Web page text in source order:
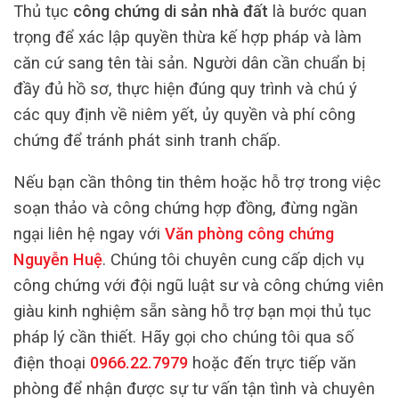
Thủ tục công chứng di sản nhà đất là bước quan
trọng để xác lập quyền thừa kế hợp pháp và làm
căn cứ sang tên tài sản. Người dân cần chuẩn bị
đầy đủ hồ sơ, thực hiện đúng quy trình và chú ý
các quy định về niêm yết, ủy quyền và phí công
chứng để tránh phát sinh tranh chấp.
Nếu bạn cần thông tin thêm hoặc hỗ trợ trong việc
soạn thảo và công chứng hợp đồng, đừng ngần
ngại liên hệ ngay với Văn phòng công chứng
Nguyễn Huệ. Chúng tôi chuyên cung cấp dịch vụ
công chứng với đội ngũ luật sư và công chứng viên
giàu kinh nghiệm sẵn sàng hỗ trợ bạn mọi thủ tục
pháp lý cần thiết. Hãy gọi cho chúng tôi qua số
điện thoại 0966.22.7979 hoặc đến trực tiếp văn
phòng để nhận được sự tư vấn tận tình và chuyên